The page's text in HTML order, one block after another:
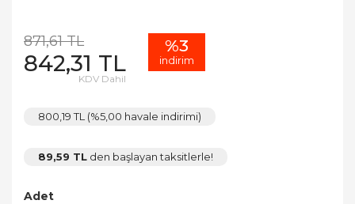
871,61 TL
842,31 TL
KDV Dahil
%3
indirim
800,19 TL (%5,00 havale indirimi)
89,59 TL den başlayan taksitlerle!
Adet